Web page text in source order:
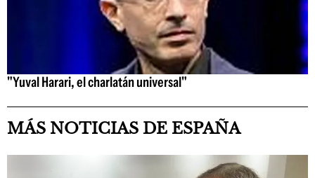
"Yuval Harari, el charlatán universal"
MÁS NOTICIAS DE ESPAÑA